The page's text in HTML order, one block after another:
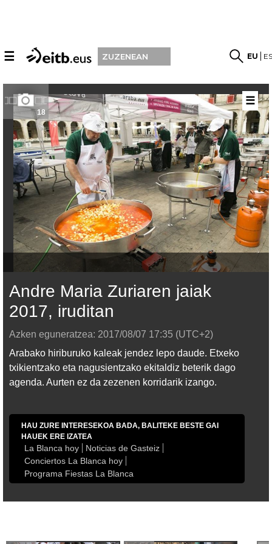
☰ ZUZENEAN EU
18
Andre Maria Zuriaren jaiak
2017, iruditan
Azken eguneratzea: 2017/08/07 17:35 (UTC+2)
Arabako hiriburuko kaleak jendez lepo daude. Etxeko
txikientzako eta nagusientzako ekitaldiz beterik dago
agenda. Aurten ez da zezenen korridarik izango.
HAU ZURE INTERESEKOA BADA, BALITEKE BESTE GAI
HAUEK ERE IZATEA
La Blanca hoy
Noticias de Gasteiz
Conciertos La Blanca hoy
Programa Fiestas La Blanca
☰